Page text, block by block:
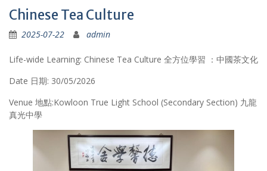
Chinese Tea Culture
2025-07-22 admin
Life-wide Learning: Chinese Tea Culture 全方位學習 ：中國茶文化
Date 日期: 30/05/2026
Venue 地點:Kowloon True Light School (Secondary Section) 九龍
真光中學